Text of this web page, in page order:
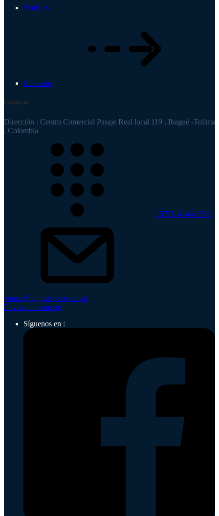
Noticias
Contacto
Contacto
Dirección : Centro Comercial Pasaje Real local 119 , Ibagué -Tolima
, Colombia
(+57)314 4441056
ventas@digitalspace.net.co
Enviar un mensaje
Síguenos en :